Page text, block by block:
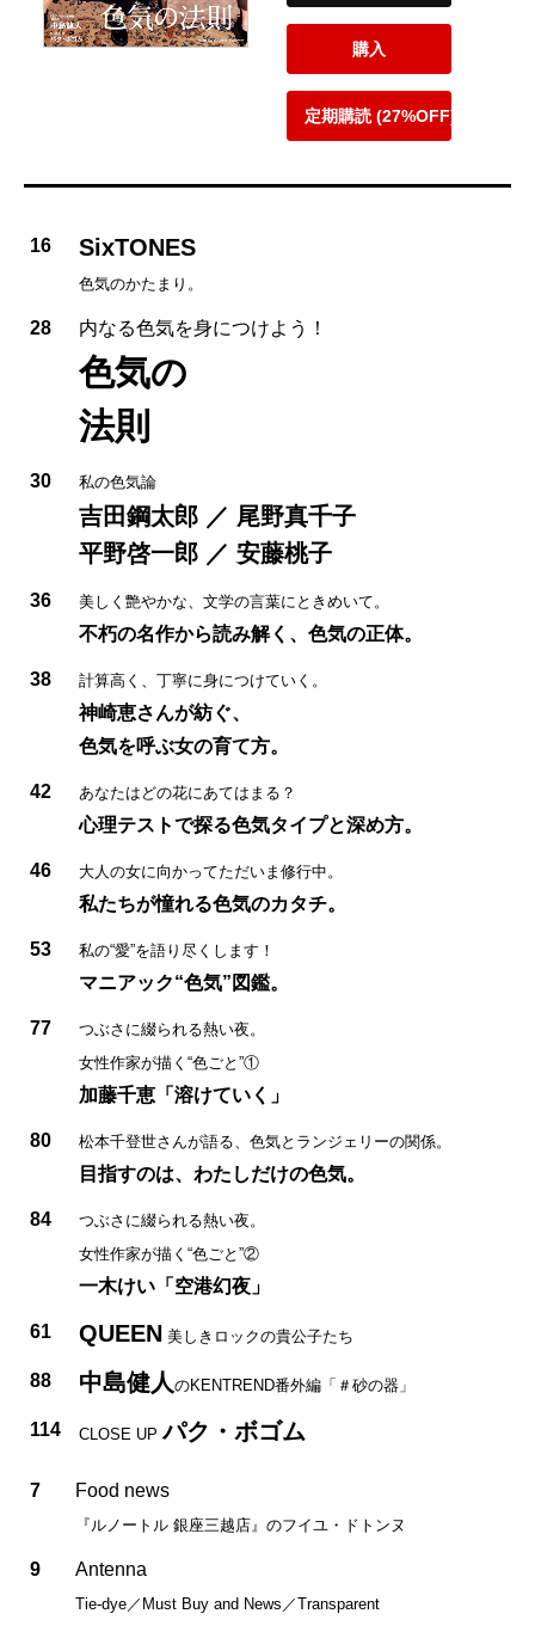
購入
定期購読 (27%OFF)
16 SixTONES
色気のかたまり。
28 内なる色気を身につけよう！
色気の
法則
30 私の色気論
吉田鋼太郎 ／ 尾野真千子
平野啓一郎 ／ 安藤桃子
36 美しく艶やかな、文学の言葉にときめいて。
不朽の名作から読み解く、色気の正体。
38 計算高く、丁寧に身につけていく。
神崎恵さんが紡ぐ、
色気を呼ぶ女の育て方。
42 あなたはどの花にあてはまる？
心理テストで探る色気タイプと深め方。
46 大人の女に向かってただいま修行中。
私たちが憧れる色気のカタチ。
53 私の“愛”を語り尽くします！
マニアック“色気”図鑑。
77
つぶさに綴られる熱い夜。
女性作家が描く“色ごと”①
加藤千恵「溶けていく」
80 松本千登世さんが語る、色気とランジェリーの関係。
目指すのは、わたしだけの色気。
84
つぶさに綴られる熱い夜。
女性作家が描く“色ごと”②
一木けい「空港幻夜」
61 QUEEN 美しきロックの貴公子たち
88 中島健人 のKENTREND番外編 「＃砂の器」
114 CLOSE UP パク・ボゴム
7 Food news
『ルノートル 銀座三越店』のフイユ・ドトンヌ
9 Antenna
Tie-dye／Must Buy and News／Transparent